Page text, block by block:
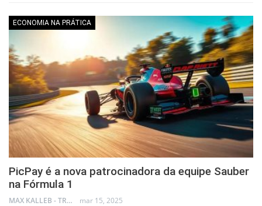
ECONOMIA NA PRÁTICA
PicPay é a nova patrocinadora da equipe Sauber
na Fórmula 1
MAX KALLEB - TRADER mar 15, 2025